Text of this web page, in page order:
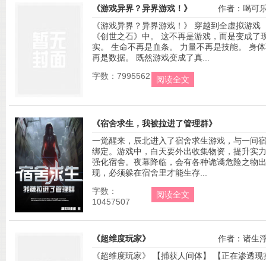
《游戏异界？异界游戏！》
作者：喝可
《游戏异界？异界游戏！》 穿越到全虚拟游戏
《创世之石》中。 这不再是游戏，而是变成了
实。 生命不再是血条。 力量不再是技能。 身
再是数据。 既然游戏变成了真...
字数：7995562
阅读全文
《宿舍求生，我被拉进了管理群》
作者：翻滚的
一觉醒来，辰北进入了宿舍求生游戏，与一间
绑定。游戏中，白天要外出收集物资，提升实
强化宿舍。夜幕降临，会有各种诡谲危险之物出
现，必须躲在宿舍里才能生存...
字数：
10457507
阅读全文
《超维度玩家》
作者：诸生
《超维度玩家》 【捕获人间体】 【正在渗透现